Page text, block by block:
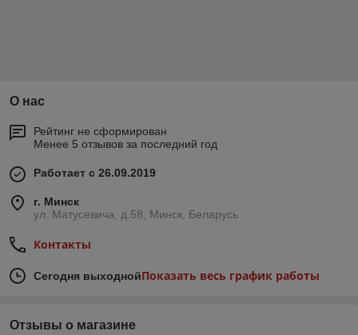
О нас
Рейтинг не сформирован
Менее 5 отзывов за последний год
Работает с 26.09.2019
г. Минск
ул. Матусевича, д.58, Минск, Беларусь
Контакты
Сегодня выходнойПоказать весь график работы
Отзывы о магазине